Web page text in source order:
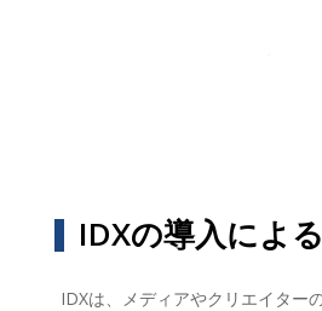
IDXの導入によ
IDXは、メディアやクリエイター